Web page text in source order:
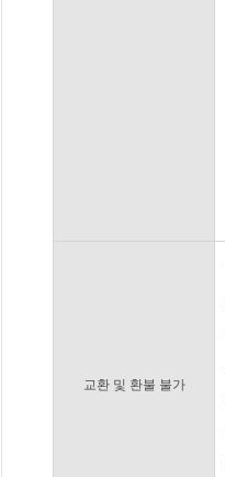
교환 및 환불 불가